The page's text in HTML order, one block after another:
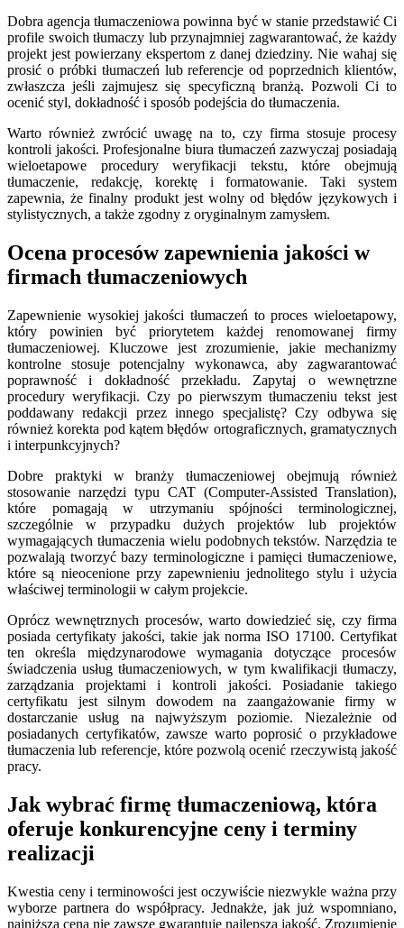
Dobra agencja tłumaczeniowa powinna być w stanie przedstawić Ci
profile swoich tłumaczy lub przynajmniej zagwarantować, że każdy
projekt jest powierzany ekspertom z danej dziedziny. Nie wahaj się
prosić o próbki tłumaczeń lub referencje od poprzednich klientów,
zwłaszcza jeśli zajmujesz się specyficzną branżą. Pozwoli Ci to
ocenić styl, dokładność i sposób podejścia do tłumaczenia.
Warto również zwrócić uwagę na to, czy firma stosuje procesy
kontroli jakości. Profesjonalne biura tłumaczeń zazwyczaj posiadają
wieloetapowe procedury weryfikacji tekstu, które obejmują
tłumaczenie, redakcję, korektę i formatowanie. Taki system
zapewnia, że finalny produkt jest wolny od błędów językowych i
stylistycznych, a także zgodny z oryginalnym zamysłem.
Ocena procesów zapewnienia jakości w
firmach tłumaczeniowych
Zapewnienie wysokiej jakości tłumaczeń to proces wieloetapowy,
który powinien być priorytetem każdej renomowanej firmy
tłumaczeniowej. Kluczowe jest zrozumienie, jakie mechanizmy
kontrolne stosuje potencjalny wykonawca, aby zagwarantować
poprawność i dokładność przekładu. Zapytaj o wewnętrzne
procedury weryfikacji. Czy po pierwszym tłumaczeniu tekst jest
poddawany redakcji przez innego specjalistę? Czy odbywa się
również korekta pod kątem błędów ortograficznych, gramatycznych
i interpunkcyjnych?
Dobre praktyki w branży tłumaczeniowej obejmują również
stosowanie narzędzi typu CAT (Computer-Assisted Translation),
które pomagają w utrzymaniu spójności terminologicznej,
szczególnie w przypadku dużych projektów lub projektów
wymagających tłumaczenia wielu podobnych tekstów. Narzędzia te
pozwalają tworzyć bazy terminologiczne i pamięci tłumaczeniowe,
które są nieocenione przy zapewnieniu jednolitego stylu i użycia
właściwej terminologii w całym projekcie.
Oprócz wewnętrznych procesów, warto dowiedzieć się, czy firma
posiada certyfikaty jakości, takie jak norma ISO 17100. Certyfikat
ten określa międzynarodowe wymagania dotyczące procesów
świadczenia usług tłumaczeniowych, w tym kwalifikacji tłumaczy,
zarządzania projektami i kontroli jakości. Posiadanie takiego
certyfikatu jest silnym dowodem na zaangażowanie firmy w
dostarczanie usług na najwyższym poziomie. Niezależnie od
posiadanych certyfikatów, zawsze warto poprosić o przykładowe
tłumaczenia lub referencje, które pozwolą ocenić rzeczywistą jakość
pracy.
Jak wybrać firmę tłumaczeniową, która
oferuje konkurencyjne ceny i terminy
realizacji
Kwestia ceny i terminowości jest oczywiście niezwykle ważna przy
wyborze partnera do współpracy. Jednakże, jak już wspomniano,
najniższa cena nie zawsze gwarantuje najlepszą jakość. Zrozumienie